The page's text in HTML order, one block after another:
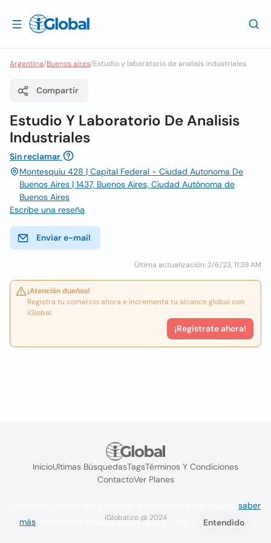
Argentina/Buenos aires/Estudio y laboratorio de analisis industriales
Compartir
Estudio Y Laboratorio De Analisis
Industriales
Sin reclamar
Montesquiu 428 | Capital Federal - Ciudad Autonoma De
Buenos Aires | 1437, Buenos Aires, Ciudad Autónoma de
Buenos Aires
Escribe una reseña
Enviar e-mail
Última actualización: 2/6/23, 11:39 AM
¡Atención dueños!
Registra tu comercio ahora e incrementa tu alcance global con
iGlobal.
¡Registrate ahora!
InicioUltimas BúsquedasTagsTérminos Y Condiciones
ContactoVer Planes
iGlobal.co @ 2024
saber
más . Si continúa navegando acepta su uso. Entendido